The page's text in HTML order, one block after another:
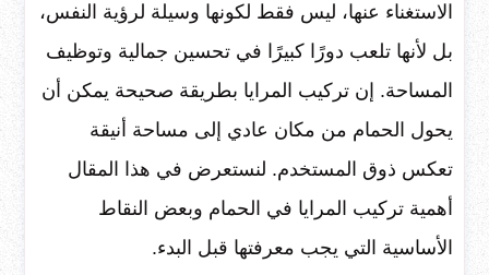
الاستغناء عنها، ليس فقط لكونها وسيلة لرؤية النفس،
بل لأنها تلعب دورًا كبيرًا في تحسين جمالية وتوظيف
المساحة. إن تركيب المرايا بطريقة صحيحة يمكن أن
يحول الحمام من مكان عادي إلى مساحة أنيقة
تعكس ذوق المستخدم. لنستعرض في هذا المقال
أهمية تركيب المرايا في الحمام وبعض النقاط
الأساسية التي يجب معرفتها قبل البدء.